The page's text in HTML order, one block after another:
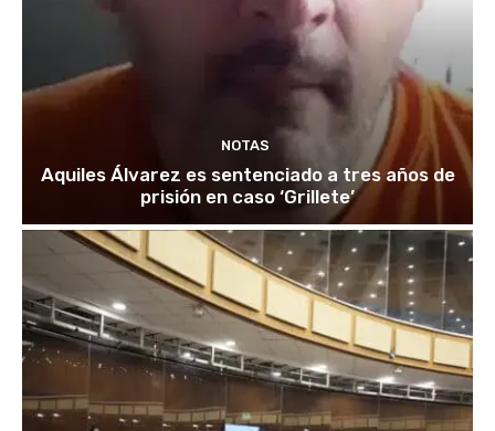
NOTAS
Aquiles Álvarez es sentenciado a tres años de
prisión en caso ‘Grillete’